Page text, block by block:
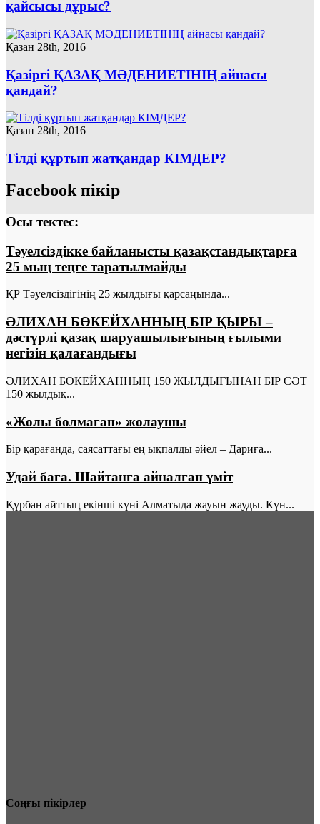
қайсысы дұрыс?
Қазан 28th, 2016
Қазіргі ҚАЗАҚ МӘДЕНИЕТIНIҢ айнасы
қандай?
Қазан 28th, 2016
Тілді құртып жатқандар КІМДЕР?
Facebook пікір
Осы тектес:
Тәуелсіздікке байланысты қазақстандықтарға
25 мың теңге таратылмайды
ҚР Тәуелсіздігінің 25 жылдығы қарсаңында...
ӘЛИХАН БӨКЕЙХАННЫҢ БІР ҚЫРЫ –
дәстүрлі қазақ шаруашылығының ғылыми
негізін қалағандығы
ӘЛИХАН БӨКЕЙХАННЫҢ 150 ЖЫЛДЫҒЫНАН БІР СӘТ
150 жылдық...
«Жолы болмаған» жолаушы
Бiр қарағанда, саясаттағы ең ықпалды әйел – Дариға...
Удай баға. Шайтанға айналған үмiт
Құрбан айттың екiншi күнi Алматыда жауын жауды. Күн...
Соңғы пікірлер